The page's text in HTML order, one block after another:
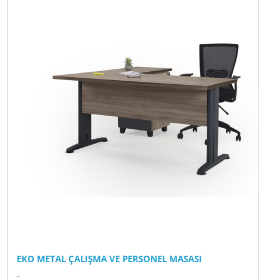
EKO METAL ÇALIŞMA VE PERSONEL MASASI
..